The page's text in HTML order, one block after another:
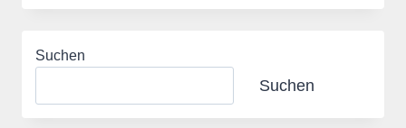
HERZOGTUM
GEESTHACHT
Suchen
Suchen